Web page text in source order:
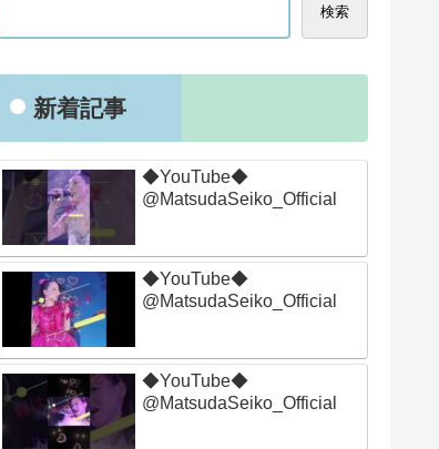
検索
新着記事
◆YouTube◆
@MatsudaSeiko_Official
◆YouTube◆
@MatsudaSeiko_Official
◆YouTube◆
@MatsudaSeiko_Official